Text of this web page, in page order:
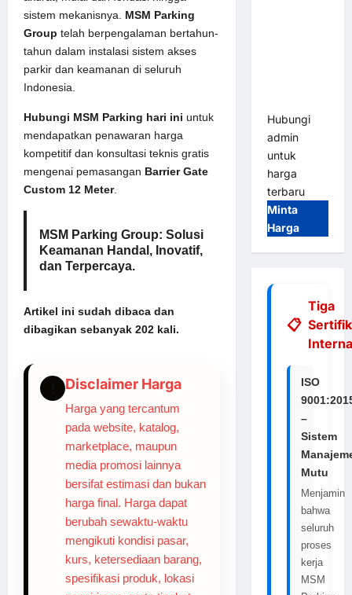
sistem mekanisnya. MSM Parking
Group telah berpengalaman bertahun-
tahun dalam instalasi sistem akses
parkir dan keamanan di seluruh
Indonesia.
Hubungi MSM Parking hari ini untuk
mendapatkan penawaran harga
kompetitif dan konsultasi teknis gratis
mengenai pemasangan Barrier Gate
Custom 12 Meter.
MSM Parking Group: Solusi
Keamanan Handal, Inovatif,
dan Terpercaya.
Artikel ini sudah dibaca dan
dibagikan sebanyak 202 kali.
Disclaimer Harga
Harga yang tercantum
pada website, katalog,
marketplace, maupun
media promosi lainnya
bersifat estimasi dan bukan
harga final. Harga dapat
berubah sewaktu-waktu
mengikuti kondisi pasar,
kurs, ketersediaan barang,
spesifikasi produk, lokasi
Hubungi
admin
untuk
harga
terbaru
Minta
Harga
Tiga
ISO
–
Sistem
Mutu
Menjamin
bahwa
seluruh
proses
kerja
MSM